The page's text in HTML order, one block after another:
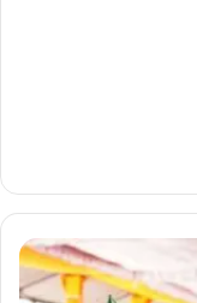
भूपेश
बघेल